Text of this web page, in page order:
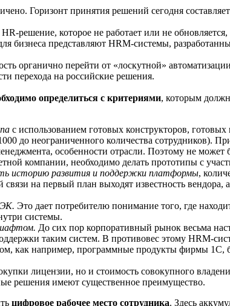
Горизонт принятия решений сегодня
решение, которое не работает или не
бизнеса представляют HRM-системы,
органично перейти от «лоскутной»
перехода на российские решения.
определиться с критериями, которым
с использованием готовых конструкторов,
до неограниченного количества сотрудников).
особенности отрасли. Поэтому не
компании, необходимо делать прототипы с
историю развития и поддержки платформы,
на первый план выходят известность
Это дает потребителю понимание того, где
системы.
До сих пор корпоративный рынок весьма
таким систем. В противовес этому HRM-
как например, программные продукты фирмы
лицензии, но и стоимость совокупного
решения имеют существенное преимущество.
цифровое рабочее место сотрудника. Здесь